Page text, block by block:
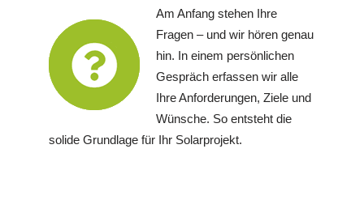
Am Anfang stehen Ihre
Fragen – und wir hören genau
hin. In einem persönlichen
Gespräch erfassen wir alle
Ihre Anforderungen, Ziele und
Wünsche. So entsteht die
solide Grundlage für Ihr Solarprojekt.